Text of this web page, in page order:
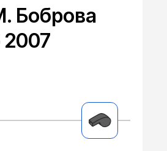
Боброва